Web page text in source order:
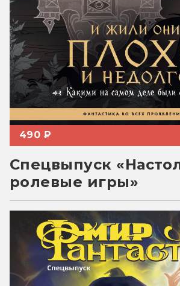
490 ₽
Спецвыпуск
ролевые игры»